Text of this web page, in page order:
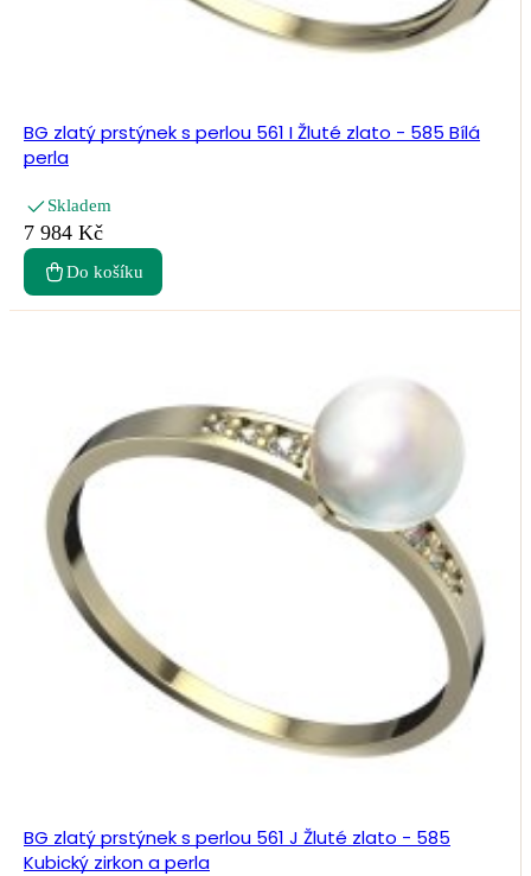
BG zlatý prstýnek s perlou 561 I Žluté zlato - 585 Bílá
perla
Skladem
7 984 Kč
Do košíku
BG zlatý prstýnek s perlou 561 J Žluté zlato - 585
Kubický zirkon a perla